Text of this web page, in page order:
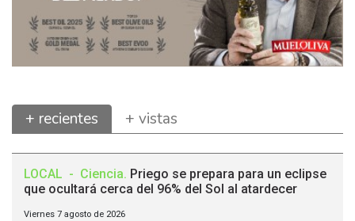
+ recientes + vistas
LOCAL - Ciencia. Priego se prepara para un eclipse
que ocultará cerca del 96% del Sol al atardecer
Viernes 7 agosto de 2026